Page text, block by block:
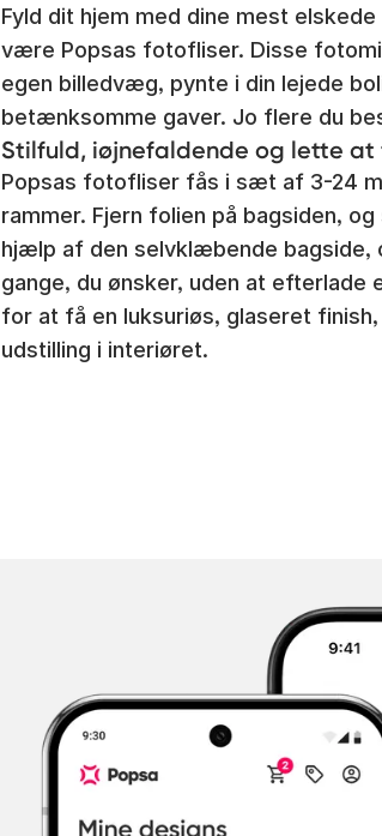
Fyld dit hjem med dine mest
være Popsas fotofliser. Disse
egen billedvæg, pynte i din lejede
betænksomme gaver. Jo flere du
Stilfuld, iøjnefaldende og lette
Popsas fotofliser fås i sæt af 3-24
rammer. Fjern folien på bagsiden,
hjælp af den selvklæbende bagside,
gange, du ønsker, uden at
for at få en luksuriøs, glaseret
udstilling i interiøret.